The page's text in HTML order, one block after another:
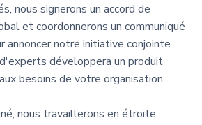
nous signerons un accord de
et coordonnerons un communiqué
annoncer notre initiative conjointe.
développera un produit
besoins de votre organisation
nous travaillerons en étroite